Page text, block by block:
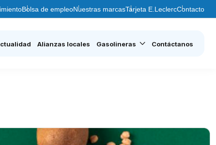
Bolsa de empleoNuestras marcasTarjeta E.LeclercContacto
Alianzas locales Gasolineras Contáctanos